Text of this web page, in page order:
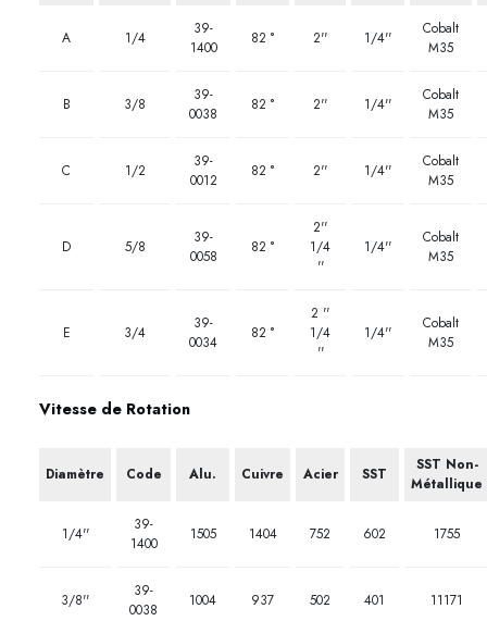
A 1/4
39-
1400
82 ° 2'' 1/4''
Cobalt
M35
B 3/8
39-
0038
82 ° 2'' 1/4''
Cobalt
M35
C 1/2
39-
0012
82 ° 2'' 1/4''
Cobalt
M35
D 5/8
39-
0058
82 °
2''
1/4
''
1/4''
Cobalt
M35
E 3/4
39-
0034
82 °
2 ''
1/4
''
1/4''
Cobalt
M35
Vitesse de Rotation
Diamètre Code Alu. Cuivre Acier SST
SST Non-
Métallique
1/4''
39-
1400
1505 1404 752 602 1755
3/8''
39-
0038
1004 937 502 401 11171